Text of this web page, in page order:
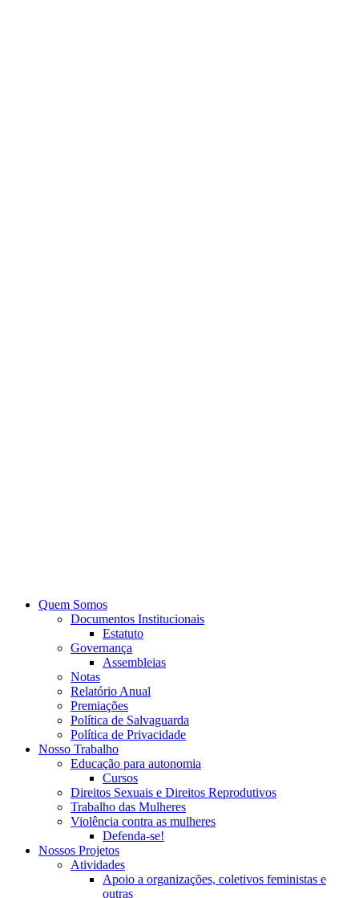
Quem Somos
Documentos Institucionais
Estatuto
Governança
Assembleias
Notas
Relatório Anual
Premiações
Política de Salvaguarda
Política de Privacidade
Nosso Trabalho
Educação para autonomia
Cursos
Direitos Sexuais e Direitos Reprodutivos
Trabalho das Mulheres
Violência contra as mulheres
Defenda-se!
Nossos Projetos
Atividades
Apoio a organizações, coletivos feministas e
outras